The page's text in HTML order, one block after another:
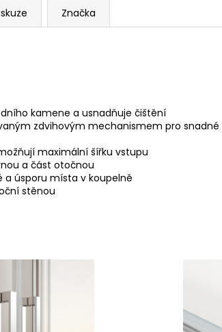
Značka
kamene a usnadňuje čištění
zdvihovým mechanismem pro snadné
maximální šířku vstupu
a část otočnou
úsporu místa v koupelně
stěnou